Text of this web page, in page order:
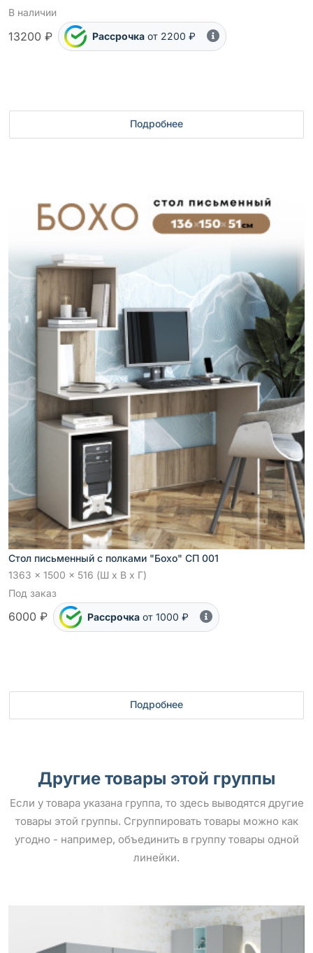
В наличии
13200 ₽ Рассрочка от 2200 ₽
Подробнее
Стол письменный с полками "Бохо" СП 001
1363 x 1500 x 516 (Ш x В x Г)
Под заказ
6000 ₽ Рассрочка от 1000 ₽
Подробнее
Другие товары этой группы
Если у товара указана группа, то здесь выводятся другие
товары этой группы. Сгруппировать товары можно как
угодно - например, объединить в группу товары одной
линейки.